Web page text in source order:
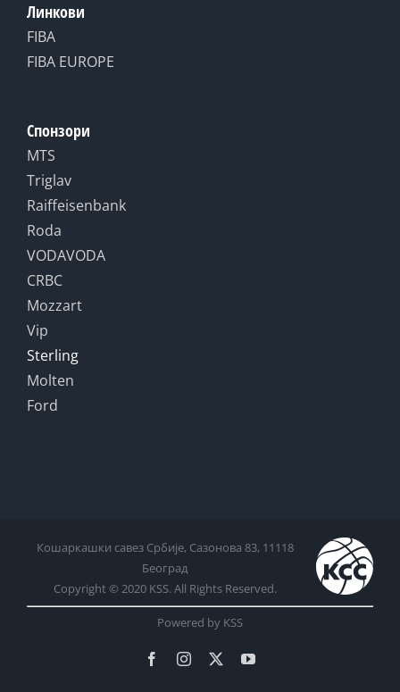
Линкови
FIBA
FIBA EUROPE
Спонзори
MTS
Triglav
Raiffeisenbank
Roda
VODAVODA
CRBC
Mozzart
Vip
Sterling
Molten
Ford
Кошаркашки савез Србије, Сазонова 83, 11118
Београд
Copyright © 2020 KSS. All Rights Reserved.
Powered by KSS
FacebookInstagram YouTube